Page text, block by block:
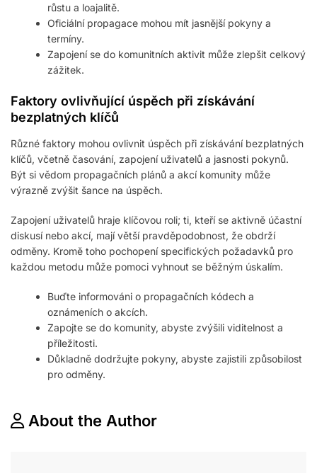
růstu a loajalitě.
Oficiální propagace mohou mít jasnější pokyny a
termíny.
Zapojení se do komunitních aktivit může zlepšit celkový
zážitek.
Faktory ovlivňující úspěch při získávání
bezplatných klíčů
Různé faktory mohou ovlivnit úspěch při získávání bezplatných
klíčů, včetně časování, zapojení uživatelů a jasnosti pokynů.
Být si vědom propagačních plánů a akcí komunity může
výrazně zvýšit šance na úspěch.
Zapojení uživatelů hraje klíčovou roli; ti, kteří se aktivně účastní
diskusí nebo akcí, mají větší pravděpodobnost, že obdrží
odměny. Kromě toho pochopení specifických požadavků pro
každou metodu může pomoci vyhnout se běžným úskalím.
Buďte informováni o propagačních kódech a
oznámeních o akcích.
Zapojte se do komunity, abyste zvýšili viditelnost a
příležitosti.
Důkladně dodržujte pokyny, abyste zajistili způsobilost
pro odměny.
About the Author